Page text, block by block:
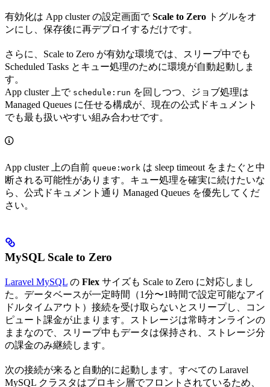
有効化は App cluster の設定画面でScale to Zero トグルをオ
ンにし、保存後に再デプロイするだけです。
さらに、Scale to Zero が有効な環境では、スリープ中でも
Scheduled Tasks とキュー処理のために環境が自動起動しま
す。
App cluster 上で schedule:run を回しつつ、ジョブ処理は
Managed Queues に任せる構成が、現在の公式ドキュメント
でも最も扱いやすい組み合わせです。
App cluster 上の自前 queue:work は sleep timeout をまたぐと中
断される可能性があります。キュー処理を確実に続けたいな
ら、公式ドキュメント通り Managed Queues を優先してくだ
さい。
MySQL Scale to Zero
Laravel MySQL の Flex サイズも Scale to Zero に対応しまし
た。データベースが一定時間（1分〜1時間で設定可能なアイ
ドルタイムアウト）接続を受け取らないとスリープし、コン
ピュート課金が止まります。ストレージは常時オンラインの
ままなので、スリープ中もデータは保持され、ストレージ分
の課金のみ継続します。
次の接続が来ると自動的に起動します。すべての Laravel
MySQL クラスタはプロキシ層でフロントされているため、